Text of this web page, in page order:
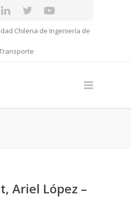
Chilena de Ingeniería de
Ariel López –